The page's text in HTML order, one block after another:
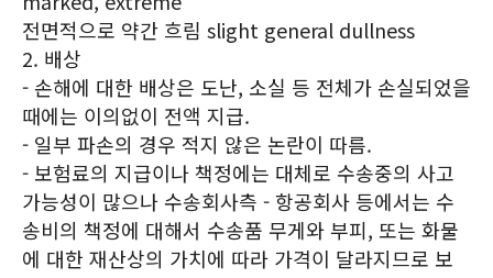
전면적으로 약간 흐림 slight general dullness
2. 배상
- 손해에 대한 배상은 도난, 소실 등 전체가 손실되었을
때에는 이의없이 전액 지급.
- 일부 파손의 경우 적지 않은 논란이 따름.
- 보험료의 지급이나 책정에는 대체로 수송중의 사고
가능성이 많으나 수송회사측 - 항공회사 등에서는 수
송비의 책정에 대해서 수송품 무게와 부피, 또는 화물
에 대한 재산상의 가치에 따라 가격이 달라지므로 보